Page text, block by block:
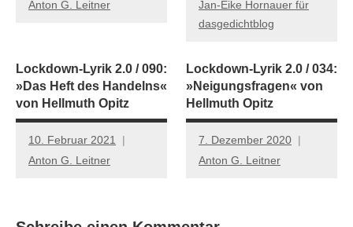
Anton G. Leitner
Jan-Eike Hornauer für
dasgedichtblog
Lockdown-Lyrik 2.0 / 090:
»Das Heft des Handelns«
von Hellmuth Opitz
10. Februar 2021
Anton G. Leitner
Lockdown-Lyrik 2.0 / 034:
»Neigungsfragen« von
Hellmuth Opitz
7. Dezember 2020
Anton G. Leitner